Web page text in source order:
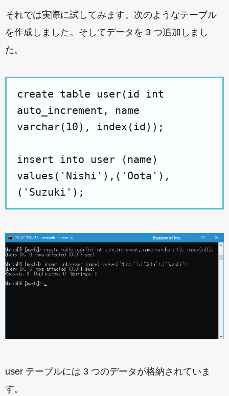
それでは実際に試してみます。次のようなテーブル
を作成しました。そしてデータを 3 つ追加しまし
た。
create table user(id int
auto_increment, name
varchar(10), index(id));
insert into user (name)
values('Nishi'),('Oota'),
('Suzuki');
user テーブルには 3 つのデータが格納されていま
す。